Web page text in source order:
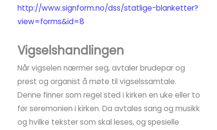
http://www.signform.no/dss/statlige-blanketter?
view=forms&id=8
Vigselshandlingen
Når vigselen nærmer seg, avtaler brudepar og
prest og organist å møte til vigselssamtale.
Denne finner som regel sted i kirken en uke eller to
før seremonien i kirken. Da avtales sang og musikk
og hvilke tekster som skal leses, og spesielle